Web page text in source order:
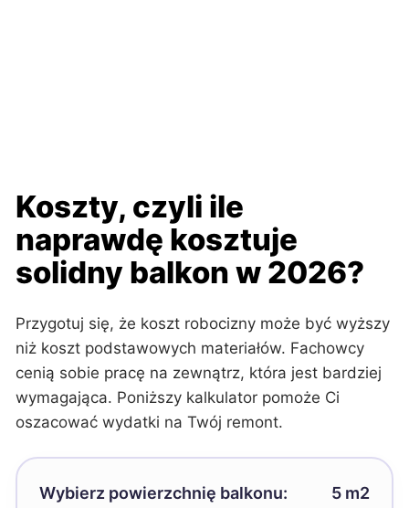
Koszty, czyli ile
naprawdę kosztuje
solidny balkon w 2026?
Przygotuj się, że koszt robocizny może być wyższy
niż koszt podstawowych materiałów. Fachowcy
cenią sobie pracę na zewnątrz, która jest bardziej
wymagająca. Poniższy kalkulator pomoże Ci
oszacować wydatki na Twój remont.
Wybierz powierzchnię balkonu: 5 m2